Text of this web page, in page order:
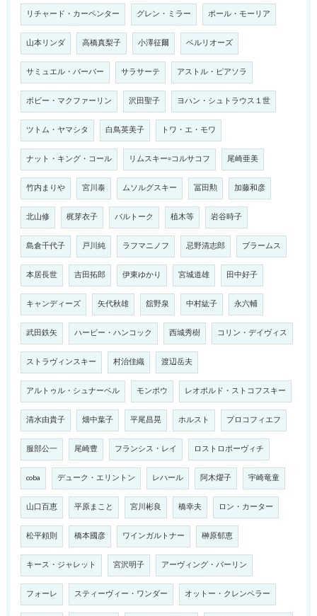
リチャード・カーペンター グレン・ミラー ポール・モーリア
山本リンダ 高橋真梨子 小澤征爾 ベルリオーズ
サミュエル・バーバー サラサーテ アストル・ピアソラ
ボビー・マクファーリン 沢田聖子 ヨハン・シュトラウス１世
ツトム・ヤマシタ 白鳥英美子 トワ・エ・モワ
ナット・キング・コール リムスキー=コルサコフ 尾崎亜美
竹内まりや 宮川泰 ムソルグスキー 冨田勲 加藤和彦
北山修 梶芽衣子 バルトーク 植木等 岩谷時子
島倉千代子 戸川純 ラフマニノフ 忌野清志郎 ブラームス
本居長世 吉田拓郎 伊東ゆかり 宮城道雄 田中好子
キャンディーズ 矢代秋雄 舘野泉 中村紘子 永六輔
武田鉄矢 ハービー・ハンコック 西城秀樹 コリン・デイヴィス
ストラヴィンスキー 村治佳織 渡辺岳夫
アルトゥル・シュナーベル モンポウ レオポルド・ストコフスキー
清水由貴子 畑中葉子 平尾昌晃 ホルスト プロコフィエフ
服部公一 尾崎豊 フランシス・レイ ロストロポーヴィチ
coba デューク・エリントン レハール 阿木燿子 宇崎竜童
山口百恵 平原まこと 宮川彬良 橋幸夫 ロン・カーター
松平頼則 橋本國彦 ワインガルトナー 榊原郁恵
キース・ジャレット 宮沢明子 アーヴィング・バーリン
フォーレ スティーヴィー・ワンダー オットー・クレンペラー